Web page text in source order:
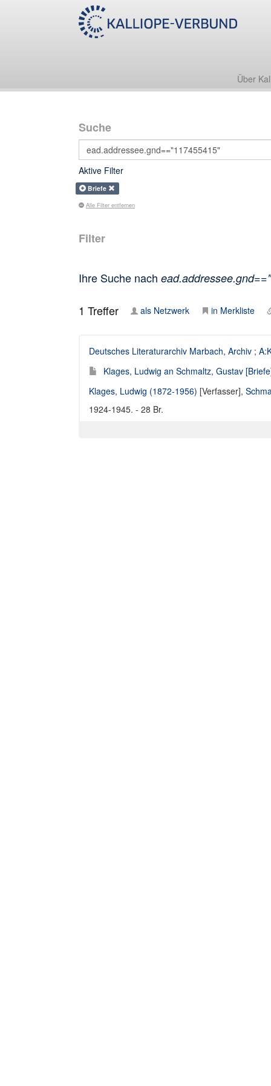
Über
Suche
Aktive Filter
Briefe
Alle Filter entfernen
Filter
Ihre Suche nach
1 Treffer als Netzwerk in Merkliste
Deutsches Literaturarchiv Marbach, Archiv ;
Klages, Ludwig an Schmaltz, Gustav
Klages, Ludwig (1872-1956) [Verfasser],
1924-1945. - 28 Br.